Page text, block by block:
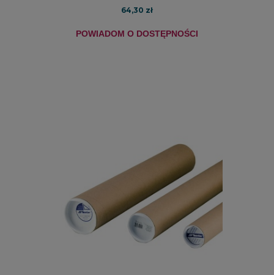
64,30 zł
POWIADOM O DOSTĘPNOŚCI